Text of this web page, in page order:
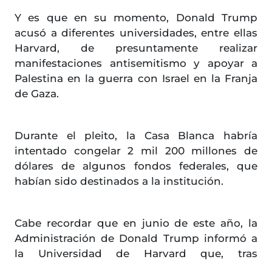
Y es que en su momento, Donald Trump
acusó a diferentes universidades, entre ellas
Harvard, de presuntamente realizar
manifestaciones antisemitismo y apoyar a
Palestina en la guerra con Israel en la Franja
de Gaza.
Durante el pleito, la Casa Blanca habría
intentado congelar 2 mil 200 millones de
dólares de algunos fondos federales, que
habían sido destinados a la institución.
Cabe recordar que en junio de este año, la
Administración de Donald Trump informó a
la Universidad de Harvard que, tras